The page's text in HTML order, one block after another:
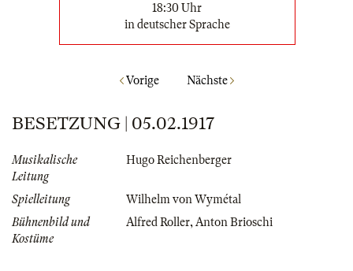
18:30 Uhr
in deutscher Sprache
Vorige Nächste
BESETZUNG | 05.02.1917
Musikalische
Leitung
Hugo Reichenberger
Spielleitung
Wilhelm von Wymétal
Bühnenbild und
Kostüme
Alfred Roller,Anton Brioschi